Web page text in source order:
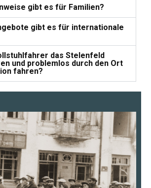
gibt es für Familien?
gibt es für internationale
das Stelenfeld
und problemlos durch den Ort
fahren?